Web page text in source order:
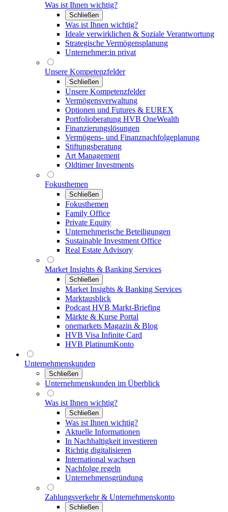
Was ist Ihnen wichtig?
Schließen
Was ist Ihnen wichtig?
Ideale verwirklichen & Soziale Verantwortung
Strategische Vermögensplanung
Unternehmer:in privat
Unsere Kompetenzfelder
Schließen
Unsere Kompetenzfelder
Vermögensverwaltung
Optionen und Futures & EUREX
Portfolioberatung HVB OneWealth
Finanzierungslösungen
Vermögens- und Finanznachfolgeplanung
Stiftungsberatung
Art Management
Oldtimer Investments
Fokusthemen
Schließen
Fokusthemen
Family Office
Private Equity
Unternehmerische Beteiligungen
Sustainable Investment Office
Real Estate Advisory
Market Insights & Banking Services
Schließen
Market Insights & Banking Services
Marktausblick
Podcast HVB Markt-Briefing
Märkte & Kurse Portal
onemarkets Magazin & Blog
HVB Visa Infinite Card
HVB PlatinumKonto
Unternehmenskunden
Schließen
Unternehmenskunden im Überblick
Was ist Ihnen wichtig?
Schließen
Was ist Ihnen wichtig?
Aktuelle Informationen
In Nachhaltigkeit investieren
Richtig digitalisieren
International wachsen
Nachfolge regeln
Unternehmensgründung
Zahlungsverkehr & Unternehmenskonto
Schließen